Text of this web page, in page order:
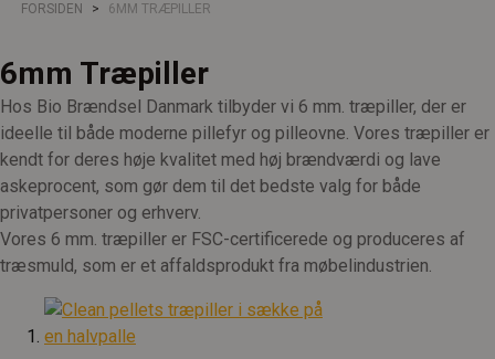
FORSIDEN 6MM TRÆPILLER
6mm Træpiller
Hos Bio Brændsel Danmark tilbyder vi 6 mm. træpiller, der er
ideelle til både moderne pillefyr og pilleovne. Vores træpiller er
kendt for deres høje kvalitet med høj brændværdi og lave
askeprocent, som gør dem til det bedste valg for både
privatpersoner og erhverv.
Vores 6 mm. træpiller er FSC-certificerede og produceres af
træsmuld, som er et affaldsprodukt fra møbelindustrien.